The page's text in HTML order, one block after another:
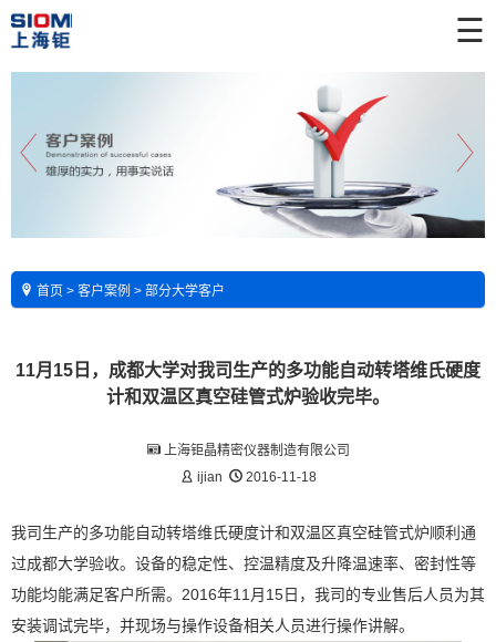
☰
首页 > 客户案例 > 部分大学客户
11月15日，成都大学对我司生产的多功能自动转塔维氏硬度
计和双温区真空硅管式炉验收完毕。
上海钜晶精密仪器制造有限公司
ijian
2016-11-18
我司生产的多功能自动转塔维氏硬度计和双温区真空硅管式炉顺利通
过成都大学验收。设备的稳定性、控温精度及升降温速率、密封性等
功能均能满足客户所需。2016年11月15日，我司的专业售后人员为其
安装调试完毕，并现场与操作设备相关人员进行操作讲解。